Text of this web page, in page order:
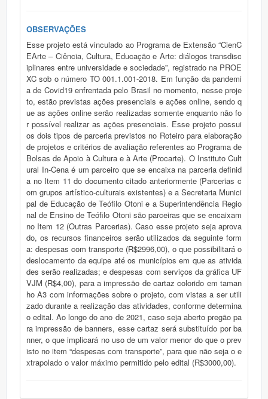
OBSERVAÇÕES
Esse projeto está vinculado ao Programa de Extensão “CienC
EArte – Ciência, Cultura, Educação e Arte: diálogos transdisc
iplinares entre universidade e sociedade”, registrado na PROE
XC sob o número TO 001.1.001-2018. Em função da pandemi
a de Covid19 enfrentada pelo Brasil no momento, nesse proje
to, estão previstas ações presenciais e ações online, sendo q
ue as ações online serão realizadas somente enquanto não fo
r possível realizar as ações presenciais. Esse projeto possui
os dois tipos de parceria previstos no Roteiro para elaboração
de projetos e critérios de avaliação referentes ao Programa de
Bolsas de Apoio à Cultura e à Arte (Procarte). O Instituto Cult
ural In-Cena é um parceiro que se encaixa na parceria definid
a no Item 11 do documento citado anteriormente (Parcerias c
om grupos artístico-culturais existentes) e a Secretaria Munici
pal de Educação de Teófilo Otoni e a Superintendência Regio
nal de Ensino de Teófilo Otoni são parceiras que se encaixam
no Item 12 (Outras Parcerias). Caso esse projeto seja aprova
do, os recursos financeiros serão utilizados da seguinte form
a: despesas com transporte (R$2996,00), o que possibilitará o
deslocamento da equipe até os municípios em que as ativida
des serão realizadas; e despesas com serviços da gráfica UF
VJM (R$4,00), para a impressão de cartaz colorido em taman
ho A3 com informações sobre o projeto, com vistas a ser utili
zado durante a realização das atividades, conforme determina
o edital. Ao longo do ano de 2021, caso seja aberto pregão pa
ra impressão de banners, esse cartaz será substituído por ba
nner, o que implicará no uso de um valor menor do que o prev
isto no item “despesas com transporte”, para que não seja o e
xtrapolado o valor máximo permitido pelo edital (R$3000,00).